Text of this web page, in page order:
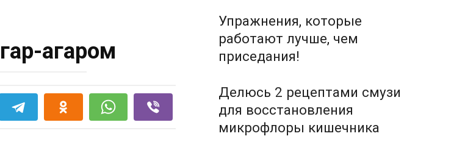
агаром
Упражнения, которые
работают лучше, чем
приседания!
Делюсь 2 рецептами смузи
для восстановления
микрофлоры кишечника